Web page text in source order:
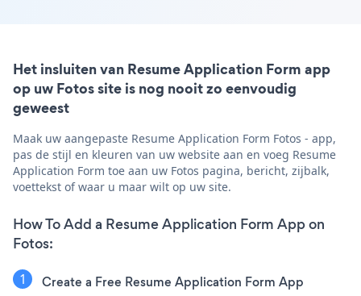
Het insluiten van Resume Application Form app
op uw Fotos site is nog nooit zo eenvoudig
geweest
Maak uw aangepaste Resume Application Form Fotos - app,
pas de stijl en kleuren van uw website aan en voeg Resume
Application Form toe aan uw Fotos pagina, bericht, zijbalk,
voettekst of waar u maar wilt op uw site.
How To Add a Resume Application Form App on
Fotos:
Create a Free Resume Application Form App